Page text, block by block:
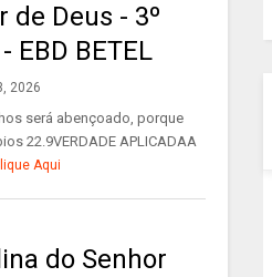
Deus - 3º
EBD BETEL
2026
será abençoado, porque
22.9VERDADE APLICADAA
Aqui
do Senhor